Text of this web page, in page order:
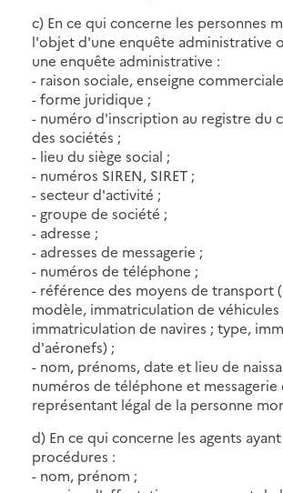
c) En ce qui concerne les personnes
l'objet d'une enquête administrative
une enquête administrative :
- raison sociale, enseigne
- forme juridique ;
- numéro d'inscription au registre du
des sociétés ;
- lieu du siège social ;
- numéros SIREN, SIRET ;
- secteur d'activité ;
- groupe de société ;
- adresse ;
- adresses de messagerie ;
- numéros de téléphone ;
- référence des moyens de transport
modèle, immatriculation de
immatriculation de navires ; type,
d'aéronefs) ;
- nom, prénoms, date et lieu de
numéros de téléphone et
représentant légal de la personne
d) En ce qui concerne les agents
procédures :
- nom, prénom ;